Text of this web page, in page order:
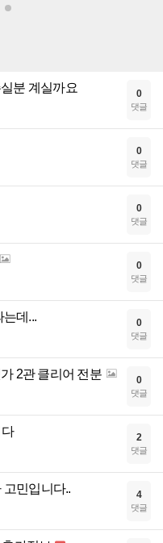
분 계실까요 0
댓글
0
댓글
0
댓글
0
댓글
데... 0
댓글
2관 클리어 전분 0
댓글
2
댓글
고민입니다.. 4
댓글